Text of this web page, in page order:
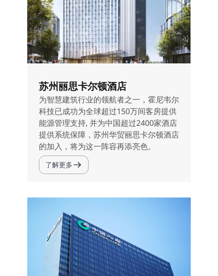
苏州丽思卡尔顿酒店
为智慧建筑行业的领航者之一，霍尼韦尔
科技已成功为全球超过150万间客房提供
能源管理支持, 并为中国超过2400家酒店
提供系统保障，苏州华贸丽思卡尔顿酒店
的加入，将为这一阵容再添亮色。
了解更多